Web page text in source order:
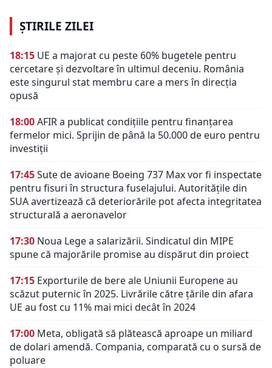
ȘTIRILE ZILEI
18:15 UE a majorat cu peste 60% bugetele pentru
cercetare și dezvoltare în ultimul deceniu. România
este singurul stat membru care a mers în direcția
opusă
18:00AFIR a publicat condițiile pentru finanțarea
fermelor mici. Sprijin de până la 50.000 de euro pentru
investiții
17:45Sute de avioane Boeing 737 Max vor fi inspectate
pentru fisuri în structura fuselajului. Autoritățile din
SUA avertizează că deteriorările pot afecta integritatea
structurală a aeronavelor
17:30 Noua Lege a salarizării. Sindicatul din MIPE
spune că majorările promise au dispărut din proiect
17:15 Exporturile de bere ale Uniunii Europene au
scăzut puternic în 2025. Livrările către țările din afara
UE au fost cu 11% mai mici decât în 2024
17:00 Meta, obligată să plătească aproape un miliard
de dolari amendă. Compania, comparată cu o sursă de
poluare